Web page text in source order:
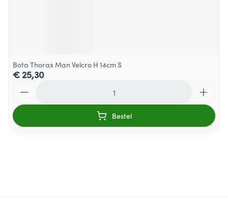
Bota Thorax Man Velcro H 14cm S
€ 25,30
Bestel